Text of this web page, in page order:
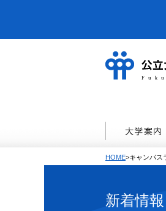
HOME>キャンパス
新着情報